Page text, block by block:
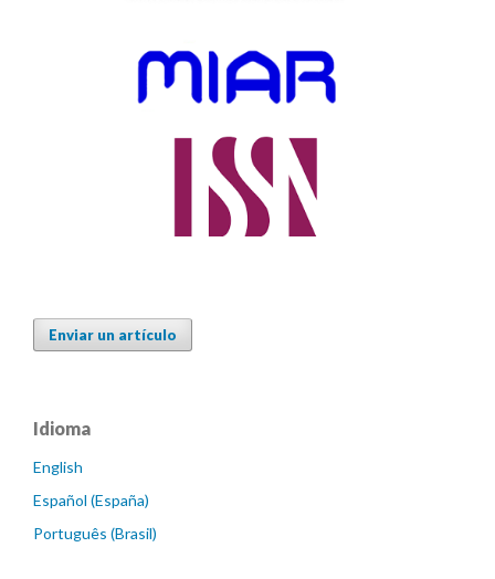
Enviar un artículo
Idioma
English
Español (España)
Português (Brasil)